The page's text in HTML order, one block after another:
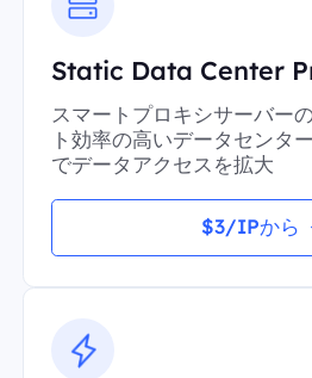
Static Data Center
スマートプロキシサーバー
ト効率の高いデータセンタ
でデータアクセスを拡大
$3/IPから